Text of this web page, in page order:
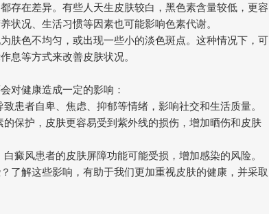
存在差异。有些人天生皮肤较白，黑色素含量较低，更容
状况、生活习惯等因素也可能影响色素代谢。
肤色不均匀，或出现一些小的淡色斑点。这种情况下，可
息等方式来改善皮肤状况。
对健康造成一定的影响：
患者自卑、焦虑、抑郁等情绪，影响社交和生活质量。
保护，皮肤更容易受到紫外线的损伤，增加晒伤和皮肤
癜风患者的皮肤屏障功能可能受损，增加感染的风险。
了解这些影响，有助于我们更加重视皮肤的健康，并采取